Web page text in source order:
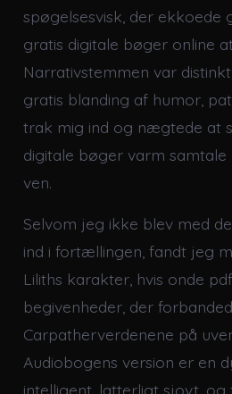
spøgelsesvisk, der ekkoede
gratis digitale bøger online
Narrativstemmen var
gratis blanding af humor,
trak mig ind og nægtede at
digitale bøger varm
ven.
Selvom jeg ikke blev med
ind i fortællingen, fandt jeg
Liliths karakter, hvis onde
begivenheder, der
Carpatherverdenene på
Audiobogens version er en
intelligent, latterligt sjovt,